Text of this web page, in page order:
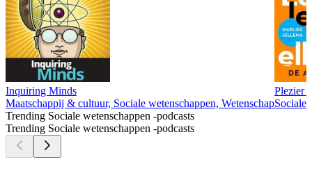
Inquiring Minds
Maatschappij & cultuur, Sociale wetenschappen, Wetenschap
Plezier
Sociale
Trending Sociale wetenschappen -podcasts
Trending Sociale wetenschappen -podcasts